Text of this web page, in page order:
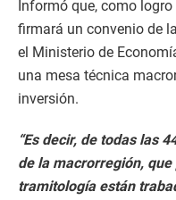
Informó que, como
firmará un convenio de
el Ministerio de
una mesa técnica
inversión.
“Es decir, de todas las
de la macrorregión,
tramitología están